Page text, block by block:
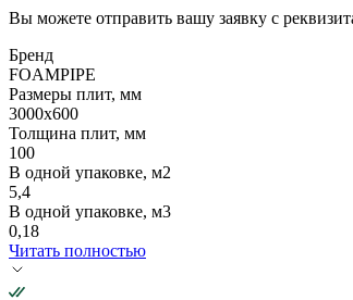
Вы можете отправить вашу заявку с
Бренд
FOAMPIPE
Размеры плит, мм
3000х600
Толщина плит, мм
100
В одной упаковке, м2
5,4
В одной упаковке, м3
0,18
Читать полностью